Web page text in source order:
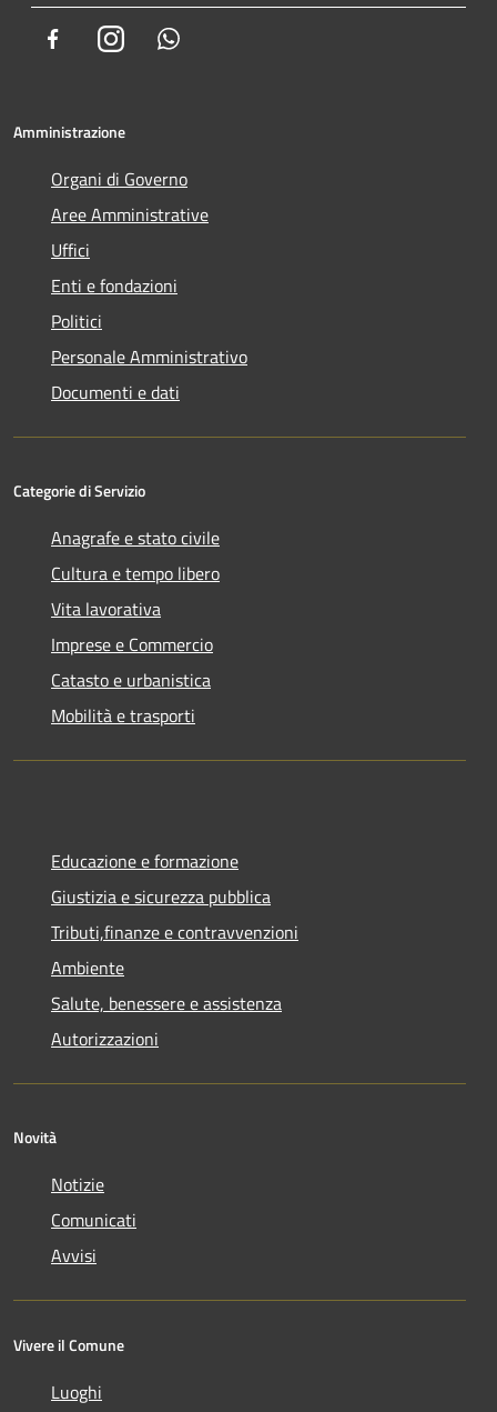
FacebookInstagram
Amministrazione
Organi di Governo
Aree Amministrative
Uffici
Enti e fondazioni
Politici
Personale Amministrativo
Documenti e dati
Categorie di Servizio
Anagrafe e stato civile
Cultura e tempo libero
Vita lavorativa
Imprese e Commercio
Catasto e urbanistica
Mobilità e trasporti
Educazione e formazione
Giustizia e sicurezza pubblica
Tributi,finanze e contravvenzioni
Ambiente
Salute, benessere e assistenza
Autorizzazioni
Novità
Notizie
Comunicati
Avvisi
Vivere il Comune
Luoghi